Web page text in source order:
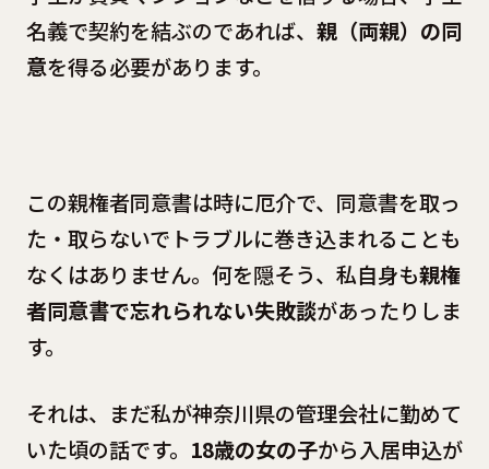
名義で契約を結ぶのであれば、 親（両親）の同
意を得る必要があります。
この親権者同意書は時に厄介で、同意書を取っ
た・取らないでトラブルに巻き込まれることも
なくはありません。何を隠そう、私自身も親権
者同意書で忘れられない失敗談があったりしま
す。
それは、まだ私が神奈川県の管理会社に勤めて
いた頃の話です。 18歳の女の子から入居申込が